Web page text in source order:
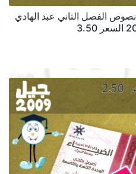
نصوص الفصل الثاني عبد الهادي